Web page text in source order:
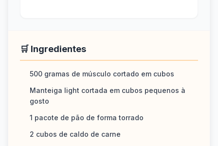
🛒 Ingredientes
500 gramas de músculo cortado em cubos
Manteiga light cortada em cubos pequenos à
gosto
1 pacote de pão de forma torrado
2 cubos de caldo de carne